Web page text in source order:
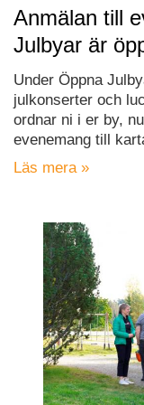
Anmälan till
Julbyar är
Under Öppna
julkonserter och
ordnar ni i er by,
evenemang till
Läs mera »